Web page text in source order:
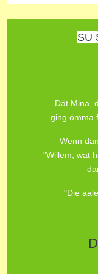
SU
Dät Mina,
ging ömma
Wenn
"Willem, wat
"Die